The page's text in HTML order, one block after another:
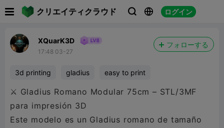
クリエイティクラウド   ログイン
XQuarK3D
17:48 03-27
フォローする
3d printing gladius easy to print
⚔️ Gladius Romano Modular 75cm – STL/3MF
para impresión 3D
Este modelo es un Gladius romano de tamaño